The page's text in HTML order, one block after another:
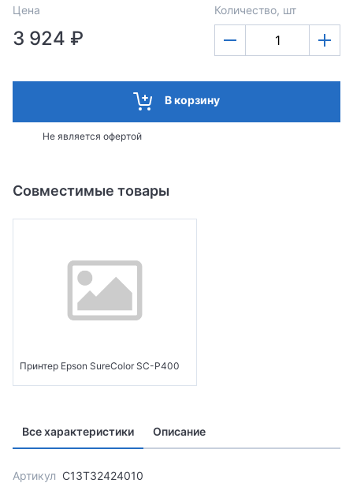
Цена
3 924 ₽
Количество, шт
В корзину
Не является офертой
Совместимые товары
Принтер Epson SureColor SC-P400
Все характеристики Описание
Артикул C13T32424010